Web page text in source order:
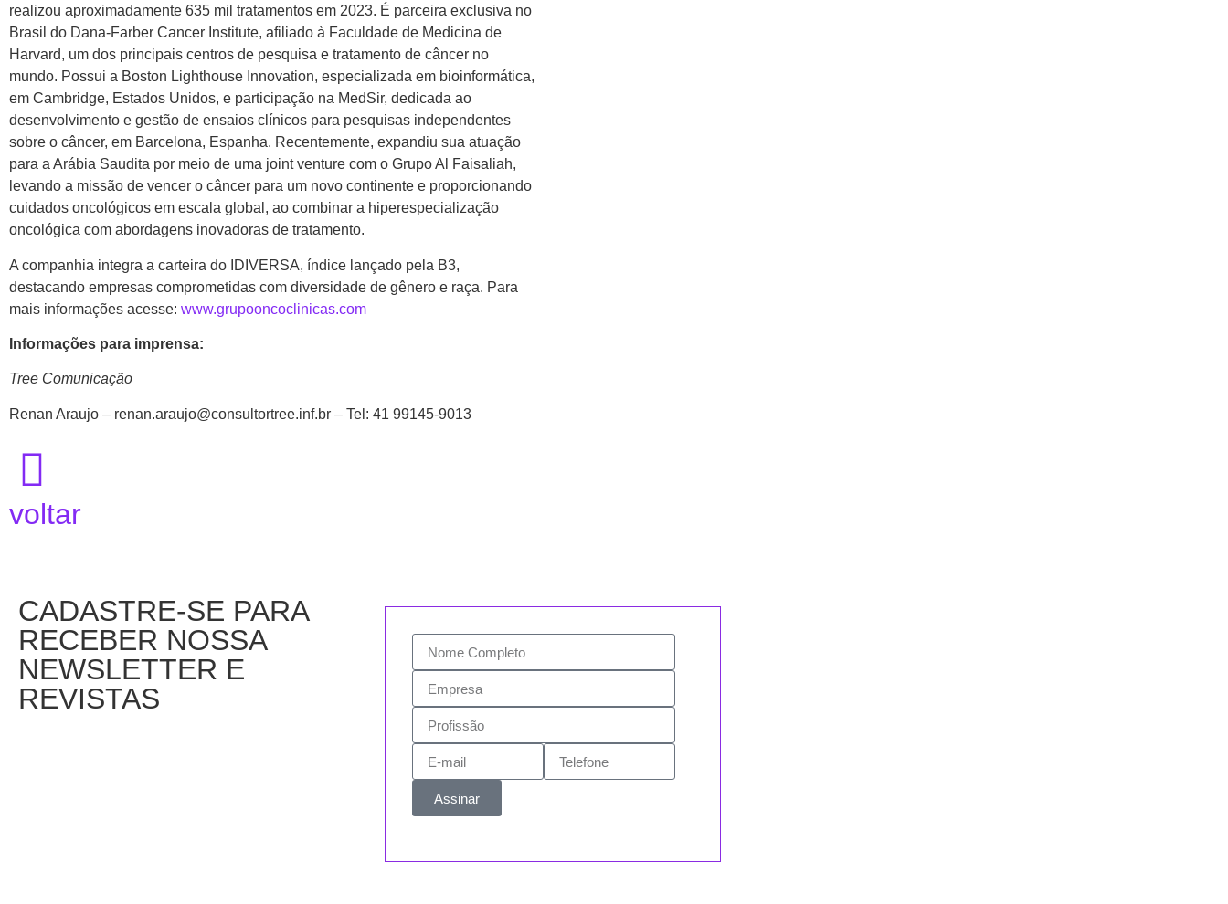
realizou aproximadamente 635 mil tratamentos em 2023. É parceira exclusiva no
Brasil do Dana-Farber Cancer Institute, afiliado à Faculdade de Medicina de
Harvard, um dos principais centros de pesquisa e tratamento de câncer no
mundo. Possui a Boston Lighthouse Innovation, especializada em bioinformática,
em Cambridge, Estados Unidos, e participação na MedSir, dedicada ao
desenvolvimento e gestão de ensaios clínicos para pesquisas independentes
sobre o câncer, em Barcelona, Espanha. Recentemente, expandiu sua atuação
para a Arábia Saudita por meio de uma joint venture com o Grupo Al Faisaliah,
levando a missão de vencer o câncer para um novo continente e proporcionando
cuidados oncológicos em escala global, ao combinar a hiperespecialização
oncológica com abordagens inovadoras de tratamento.
A companhia integra a carteira do IDIVERSA, índice lançado pela B3,
destacando empresas comprometidas com diversidade de gênero e raça. Para
mais informações acesse: www.grupooncoclinicas.com
Informações para imprensa:
Tree Comunicação
Renan Araujo – renan.araujo@consultortree.inf.br – Tel: 41 99145-9013
voltar
CADASTRE-SE PARA
RECEBER NOSSA
NEWSLETTER E
REVISTAS
Assinar